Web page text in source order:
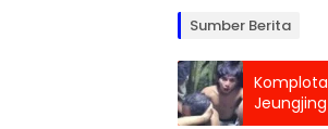
Sumber Berita